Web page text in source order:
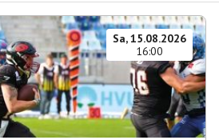
Sa, 15.08.2026
16:00